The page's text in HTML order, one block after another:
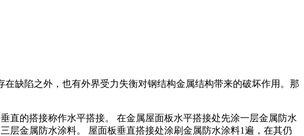
缺陷之外，也有外界受力失衡对钢结构金属结构带来的破坏作用。那
的搭接称作水平搭接。 在金属屋面板水平搭接处先涂一层金属防水
层金属防水涂料。 屋面板垂直搭接处涂刷金属防水涂料1遍，在其仍